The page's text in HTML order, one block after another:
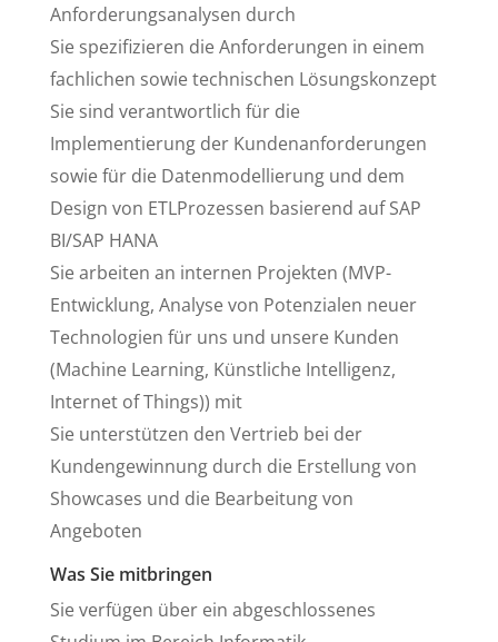
Anforderungsanalysen durch
Sie spezifizieren die Anforderungen in einem
fachlichen sowie technischen Lösungskonzept
Sie sind verantwortlich für die
Implementierung der Kundenanforderungen
sowie für die Datenmodellierung und dem
Design von ETLProzessen basierend auf SAP
BI/SAP HANA
Sie arbeiten an internen Projekten (MVP-
Entwicklung, Analyse von Potenzialen neuer
Technologien für uns und unsere Kunden
(Machine Learning, Künstliche Intelligenz,
Internet of Things)) mit
Sie unterstützen den Vertrieb bei der
Kundengewinnung durch die Erstellung von
Showcases und die Bearbeitung von
Angeboten
Was Sie mitbringen
Sie verfügen über ein abgeschlossenes